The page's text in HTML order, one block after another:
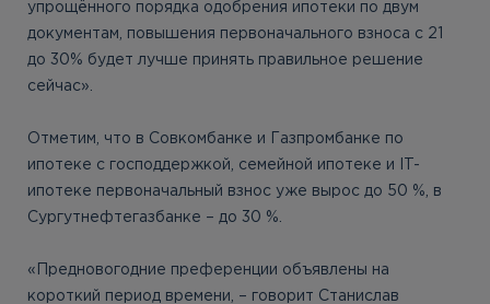
упрощённого порядка одобрения ипотеки по двум
документам, повышения первоначального взноса с 21
до 30% будет лучше принять правильное решение
сейчас».
Отметим, что в Совкомбанке и Газпромбанке по
ипотеке с господдержкой, семейной ипотеке и IT-
ипотеке первоначальный взнос уже вырос до 50 %, в
Сургутнефтегазбанке – до 30 %.
«Предновогодние преференции объявлены на
короткий период времени, – говорит Станислав